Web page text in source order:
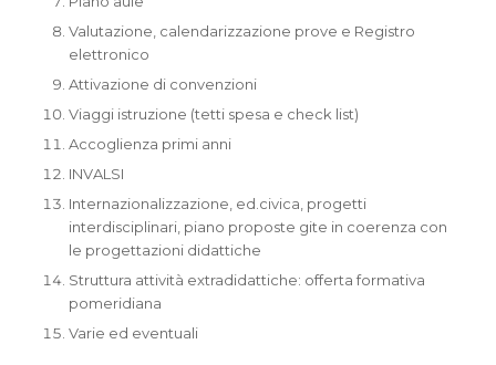
Valutazione, calendarizzazione prove e Registro
elettronico
Attivazione di convenzioni
Viaggi istruzione (tetti spesa e check list)
Accoglienza primi anni
INVALSI
Internazionalizzazione, ed.civica, progetti
interdisciplinari, piano proposte gite in coerenza con
le progettazioni didattiche
Struttura attività extradidattiche: offerta formativa
pomeridiana
Varie ed eventuali